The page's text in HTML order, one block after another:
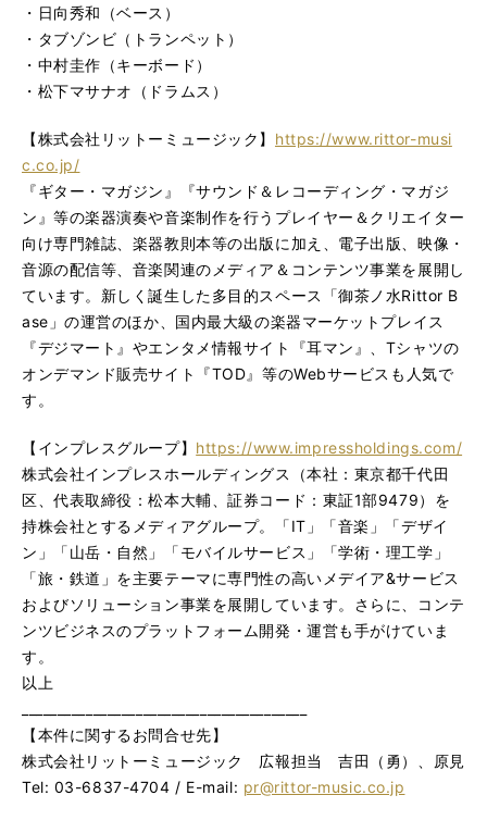
・日向秀和（ベース）
・タブゾンビ（トランペット）
・中村圭作（キーボード）
・松下マサナオ（ドラムス）
【株式会社リットーミュージック】 https://www.rittor-musi
c.co.jp/
『ギター・マガジン』『サウンド＆レコーディング・マガジ
ン』等の楽器演奏や音楽制作を行うプレイヤー＆クリエイター
向け専門雑誌、楽器教則本等の出版に加え、電子出版、映像・
音源の配信等、音楽関連のメディア＆コンテンツ事業を展開し
ています。新しく誕生した多目的スペース「御茶ノ水Rittor B
ase」の運営のほか、国内最大級の楽器マーケットプレイス
『デジマート』やエンタメ情報サイト『耳マン』、Tシャツの
オンデマンド販売サイト『TOD』等のWebサービスも人気で
す。
【インプレスグループ】 https://www.impressholdings.com/
株式会社インプレスホールディングス（本社：東京都千代田
区、代表取締役：松本大輔、証券コード：東証1部9479）を
持株会社とするメディアグループ。「IT」「音楽」「デザイ
ン」「山岳・自然」「モバイルサービス」「学術・理工学」
「旅・鉄道」を主要テーマに専門性の高いメデイア&サービス
およびソリューション事業を展開しています。さらに、コンテ
ンツビジネスのプラットフォーム開発・運営も手がけていま
す。
以上
【本件に関するお問合せ先】
株式会社リットーミュージック 広報担当 吉田（勇）、原見
Tel: 03-6837-4704 / E-mail: pr@rittor-music.co.jp